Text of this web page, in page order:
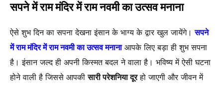
सपने में राम मंदिर में राम नवमी का उत्सव मनाना
ऐसे शुभ दिन का सपना देखना इंसान के भाग्य के द्वार खुल जायेंगे।सपने
में राम मंदिर में राम नवमी का उत्सव मनानाआपके लिए बड़ा ही शुभ सपना
है। इंसान जल्द ही अपनी किस्मत बदल ने वाला है। भविष्य में ऐसी घटना
होने वाली है जिससे आपकीसारी परेशनिया दूरहो जाएगी और जीवन में